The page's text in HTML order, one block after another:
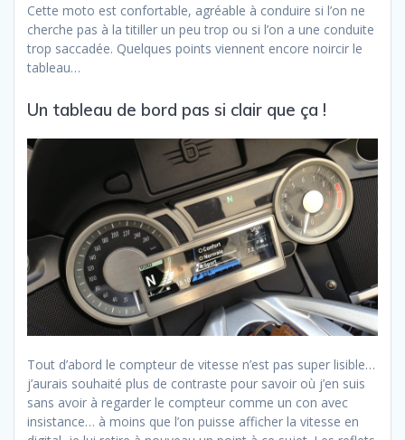
Cette moto est confortable, agréable à conduire si l’on ne
cherche pas à la titiller un peu trop ou si l’on a une conduite
trop saccadée. Quelques points viennent encore noircir le
tableau…
Un tableau de bord pas si clair que ça !
Tout d’abord le compteur de vitesse n’est pas super lisible…
j’aurais souhaité plus de contraste pour savoir où j’en suis
sans avoir à regarder le compteur comme un con avec
insistance… à moins que l’on puisse afficher la vitesse en